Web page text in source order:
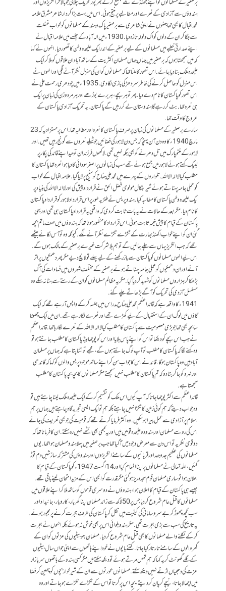
برصغیر کے مسلمانوں کو اپنے جھنڈے تلے مجتمع کرکے بھرپور تحریک چلائی جو بالآخر انگریزوں اور
ہندوؤں سے آزادی کے نعرے اور مطالبے پر منتج ہوئی. اس میں بہت بڑا کردار شاعر مشرق علامہ
محمد اقبال کا بھی تھا جنہوں نے اپنی شاعری سے برصغیر پاک و ہند کے مسلمانوں کو خواب غفلت
سے جگا کر ان کے دلوں کو اک ولولہ تازہ دیا. 1930ء میں الہ آباد کے جلسے میں علامہ اقبال نے
اپنے صدارتی خطبے میں مسلمانوں کے لیے برصغیر کے اندر ایک علیحدہ وطن کا تصور دیا. انہوں نے کہا
کہ میں سمجھتا ہوں کہ برصغیر میں جہاں جہاں مسلمان اکثریت کے ساتھ آباد ان علاقوں کو ملا کر ایک
علیحدہ ملک بنا دیا جائے. اس تصور کا ملنا تھا کہ مسلمانوں کو ان کی منزل نظر آنے لگی اور انہوں نے
اس منزل کو حاصل کرنے کی خاطر سر دھڑ کی بازی لگادی. 1935ء میں چودھری رحمت علی نے
اس تصور کو پاکستان کا نام دے دیا. پھر تو ہر بچے، ہر برے بوڑھے اور ہر مرد و زن کی زبان پر ایک
ہی نعرہ تھا. بٹ کر رہے گا ہندوستان لے کر رہیں گے پاکستان. یہ تحریک آزادی پاکستان کے
عروج کا وقت تھا.
سارے برصغیر کے مسلمانوں کی زبان پر صرف پاکستان کا نعرہ اور مطالبہ تھا. اس پر مستزاد یہ کہ 23
مارچ 1940ء کا وہ دن آن پہنچا کہ جس دن لاہور کی فضائیں جوشیلے نعروں سےگونج رہیں تھیں. اور
لاہور کے منٹو پارک میں تل دھرنے کو بھی جگہ نہیں تھی. لاکھوں فرزندان توحید اپنے قائد کی پکار پر
لبیک کہتے ہوئے لاہور میں جمع ہوئے تھے سب کی زبانوں پر اصغر سودائی کا دیا ہوا نعرہ تھا پاکستان کا
مطلب کیا لا الہ الا اللہ. تلواروں کے پہرے میں محمد علی جناح کو سٹیج پر لایا گیا. علامہ اقبال کے خواب
کو عملی جامہ پہناتے ہوئے شیر بنگال مولوی فضل الحق نے قرارداد پیش کی اور لا الہ الا اللہ کی بنیاد پر
ایک علیحدہ وطن پاکستان کا مطالبہ کیا. ہندو پریس نے طنزیہ طور پر اس قرارداد لاہور کو قرارداد پاکستان
کا نام دیا. مگر بعد کے حالات نے یہ بات ثابت کر دی کہ واقعی یہ قرارداد پاکستان ہی تھی اور یہی
پاکستان کے قیام کا پیش خیمہ ثابت ہوئی. اس قرارداد کا منظور ہونا تھا کہ ہندوؤں میں صف ماتم بچھ
گئی ان کو اپنے خواب اکھنڈ بھارت کے ٹکڑے ٹکڑے نظر آنے لگے. کیونکہ وہ تو آس لگائے بیٹھے
تھے کہ جب انگریز یہاں سے چلے جائیں گے تو ہم بلا شرکت غیرے برصغیر کے مالک ہوں گے.
اس لیے انہوں مسلمانوں کو پاکستان سے باز رکھنے کے لیے پہلے تو لالچ دیے مگر پھر دھمکیوں پر اتر
آئے اور ان دھمکیوں کو عملی جامہ پہناتے ہوئے برصغیر کے مختلف شہروں میں فسادات کی آگ
بڑھکا کر ہزاروں مسلمانوں کو شہید کردیا گیا. مگر یہ مظالم مسلمانوں کو ان کے رستے سے ہٹا نہ سکے وہ
مسلسل آزدی کی تحریک کو آگے بڑھاتے چلے گئے.
1941ء کا واقعہ ہے کہ قائداعظم محمد علی جناح مدراس میں جلسہ کرکے واپس آرہے تھے کہ ایک
گاؤں میں لوگ ان کے استقبال کے لیے کھڑے تھے اور نعرے لگا رہے تھے. ان میں ایک چھوٹا
سا بچہ بھی تھا جو بڑی معصومیت سے پاکستان کا مطلب کیا لا الہ الا اللہ کے نعرے لگا رہا تھا. قائداعظم
نے جب اس بچے کو دیکھا تو اس کو اپنے پاس بلایا اور اس کو پوچھا بیٹا پاکستان کا مطلب جانتے ہو تو
وہ کہنے لگا کہ پاکستان کا مطلب تو آپ لوگ جانتے ہوں گے، مجھے تو اتنا پتا ہے کہ جہاں پر مسلمان
آباد ہیں وہ پاکستان ہوگا. قائد نے اس کا جواب سن کر اپنے ساتھ موجود پریس والوں کو کہا کہ گاندھی
اور نہرو کو جا کر بتا دو کہ تم پاکستان کا مطلب نہیں سمجھتے مگر مسلمانوں کا بچہ بچہ پاکستان کا مطلب
سمجھتا ہے.
قائداعظم سے اکثر پوچھا جاتا کہ آپ کیوں اس ملک کو تقسیم کرکے ایک علیحدہ ملک لینا چاہتے ہیں تو
وہ جواب دیتے کہ ہم کوئی زمین کا ٹکڑا نہیں چاہتے بلکہ ہم تو ایک ایسی تجربہ گاہ چاہتے ہیں جہاں پر ہم
اسلام پر آزادی سے عمل پیرا ہوسکیں. وہ اکثر فرمایا کرتے تھے کہ قومیت کی جو بھی تعریف کی جائے
اس کی رو سے مسلمان اور ہندو دو علیحدہ قومیں ہیں اور یہ کبھی بھی اکٹھے نہیں رہ سکتے. ان کا فرمانا تھا کہ
دو قومی نظریہ تو اس دن سے معرض وجود می‍ں آگیا تھا جب برصغیر میں پہلا ہندو مسلمان ہوا تھا. یوں
مسلمانوں کی عظیم جدوجہد اور قربانیوں کے سامنے انگریزوں اور ہندوؤں کی مشترکہ سازشیں دم توڑ
گئیں، اللہ تعالی نے مسلمانوں پر اپنا انعام کیا اور 14 اگست 1947ء کو پاکستان کے قیام کا
اعلان ہوا تو ساری مسلمان قوم سجدہ ریز ہوگئی مگر قدرت کو ابھی اس کے مزید امتحان لینے باقی تھے.
جیسے ہی پاکستان کے قیام کا اعلان ہوا، ہندوؤں نے دوسری قوموں کو ساتھ ملا کر اپنے علاقوں میں
مسلمانوں کا قتل عام شروع کردیا جس پر 50 لاکھ سے زائد مسلمان اپنا گھربار، کاروبار، جائیداد اور
سب کچھ چھوڑ کر بےسروسامانی کی کیفیت میں نکل کر پاکستان کی طرف ہجرت کرنے پر مجبور ہوئے.
یہ تاریخ کی سب سے بڑی ہجرت تھی. مگر ہندو بلوائی اس پر بھی خوش نہ ہوئے بلکہ انہوں نے ہجرت
کرکے نکلنے والے مسلمانوں کا بھی قتل عام شروع کردیا. مسلمان بہو بیٹیوں کی عزتوں کو ان کے
گھر والوں کے سامنے تارتار کیا جاتا. کتنے باپوں نے خود اپنے ہاتھوں سے اپنی جواں سال بیٹیوں
کے گلے گھونٹ کر یہ کہا کہ ہم تمہں مرتے ہوئے تو دیکھ سکتے ہیں مگر کسی ہندو کے ہاتھوں سر بازار
عزت کی دھجیاں اڑتے نہیں دیکھ سکتے. مسلمانوں عورتوں سے ان کے شیرخوار بچوں کو چھین کر فضا
میں اچھالا جاتا، نیچے کرپان کردیتے، بچہ اس پر گرتا تو اس کے ٹکڑے ٹکڑے ہوجاتے اور وہ